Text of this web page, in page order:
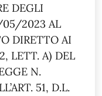
DEGLI
05/2023 AL
DIRETTO AI
LETT. A) DEL
N.
51, D.L.